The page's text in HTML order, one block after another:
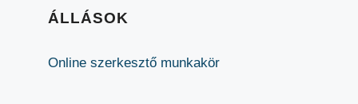
ÁLLÁSOK
Online szerkesztő munkakör